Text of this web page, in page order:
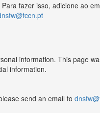
fazer isso, adicione ao
information. This page
information.
send an email to